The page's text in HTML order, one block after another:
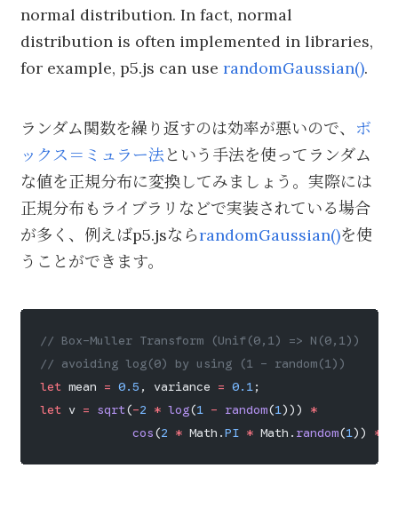
normal distribution. In fact, normal
distribution is often implemented in libraries,
for example, p5.js can use randomGaussian().
ランダム関数を繰り返すのは効率が悪いので、
ボ
ックス＝ミュラー法 という手法を使ってランダム
な値を正規分布に変換してみましょう。実際には
正規分布もライブラリなどで実装されている場合
が多く、例えばp5.jsならrandomGaussian()を使
うことができます。
// Box-Muller Transform (Unif(0,1) => N(0,1))
// avoiding log(0) by using (1 - random(1))
let mean = 0.5 , variance = 0.1;
let v = sqrt(-2 * log(1 - random(1))) *
             cos
(2 * Math.PI * Math. random(1)) *